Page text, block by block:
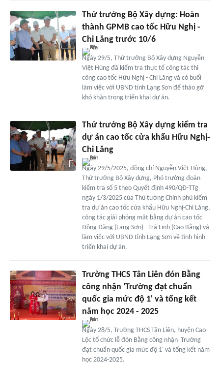
Thứ trưởng Bộ Xây dựng: Hoàn
thành GPMB cao tốc Hữu Nghị -
Chi Lăng trước 10/6
Ngày 29/5, Thứ trưởng Bộ Xây dựng Nguyễn
Việt Hùng đã kiểm tra thực tế công tác thi
công cao tốc Hữu Nghị - Chi Lăng và có buổi
làm việc với UBND tỉnh Lạng Sơn để tháo gỡ
khó khăn trong triển khai dự án.
Thứ trưởng Bộ Xây dựng kiểm tra
dự án cao tốc cửa khẩu Hữu Nghị-
Chi Lăng
Ngày 29/5/2025, đồng chí Nguyễn Việt Hùng,
Thứ trưởng Bộ Xây dựng, Phó trưởng đoàn
kiểm tra số 5 theo Quyết định 490/QĐ-TTg
ngày 1/3/2025 của Thủ tướng Chính phủ kiểm
tra dự án cao tốc cửa khẩu Hữu Nghị-Chi Lăng,
công tác giải phóng mặt bằng dự án cao tốc
Đồng Đăng (Lạng Sơn) - Trà Lĩnh (Cao Bằng) và
làm việc với UBND tỉnh Lạng Sơn về tình hình
triển khai dự án.
Trường THCS Tân Liên đón Bằng
công nhận 'Trường đạt chuẩn
quốc gia mức độ 1' và tổng kết
năm học 2024 - 2025
Ngày 28/5, Trường THCS Tân Liên, huyện Cao
Lộc tổ chức lễ đón Bằng công nhận 'Trường
đạt chuẩn quốc gia mức độ 1' và tổng kết năm
học 2024-2025.